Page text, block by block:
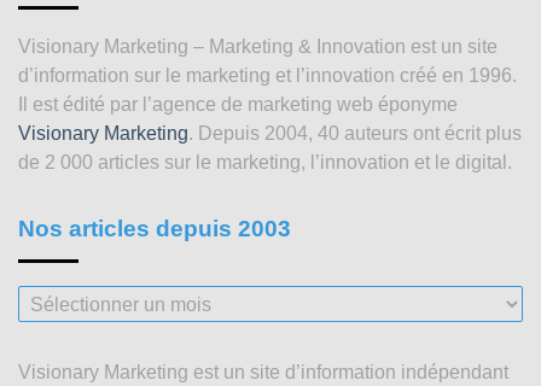
Visionary Marketing – Marketing & Innovation est un site
d’information sur le marketing et l’innovation créé en 1996.
Il est édité par l’agence de marketing web éponyme
Visionary Marketing. Depuis 2004, 40 auteurs ont écrit plus
de 2 000 articles sur le marketing, l’innovation et le digital.
Nos articles depuis 2003
Nos
articles
2003
Visionary Marketing est un site d’information indépendant